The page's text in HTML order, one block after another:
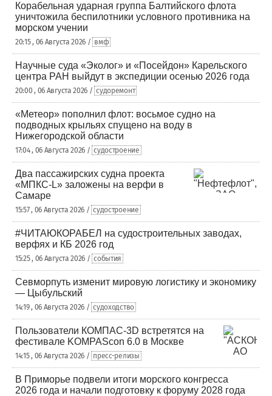
Корабельная ударная группа Балтийского флота
уничтожила беспилотники условного противника на
морском учении
20:15 , 06 Августа 2026 / вмф
Научные суда «Эколог» и «Посейдон» Карельского
центра РАН выйдут в экспедиции осенью 2026 года
20:00 , 06 Августа 2026 / судоремонт
«Метеор» пополнил флот: восьмое судно на
подводных крыльях спущено на воду в
Нижегородской области
17:04 , 06 Августа 2026 / судостроение
Два пассажирских судна проекта
«МПКС-L» заложены на верфи в
Самаре
15:57 , 06 Августа 2026 / судостроение
#ЧИТАЮКОРАБЕЛ на судостроительных заводах,
верфях и КБ 2026 год
15:25 , 06 Августа 2026 / события
Севморпуть изменит мировую логистику и экономику
— Цыбульский
14:19 , 06 Августа 2026 / судоходство
Пользователи КОМПАС-3D встретятся на
фестивале KOMPAScon 6.0 в Москве
14:15 , 06 Августа 2026 / пресс-релизы
В Приморье подвели итоги морского конгресса
2026 года и начали подготовку к форуму 2028 года